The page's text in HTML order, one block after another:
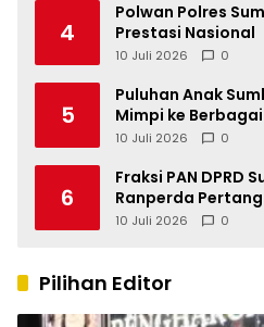
4
Polwan Polres
Prestasi Nasional
10 Juli 2026 0
5
Puluhan Anak
Mimpi ke
Indonesia
10 Juli 2026 0
6
Fraksi PAN DPRD
Ranperda
2025, Soroti SILPA
10 Juli 2026 0
Pilihan Editor